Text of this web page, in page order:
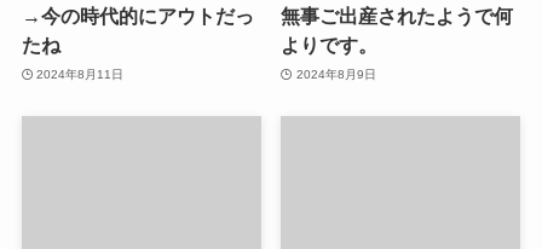
→今の時代的にアウトだっ
たね
2024年8月11日
無事ご出産されたようで何
よりです。
2024年8月9日